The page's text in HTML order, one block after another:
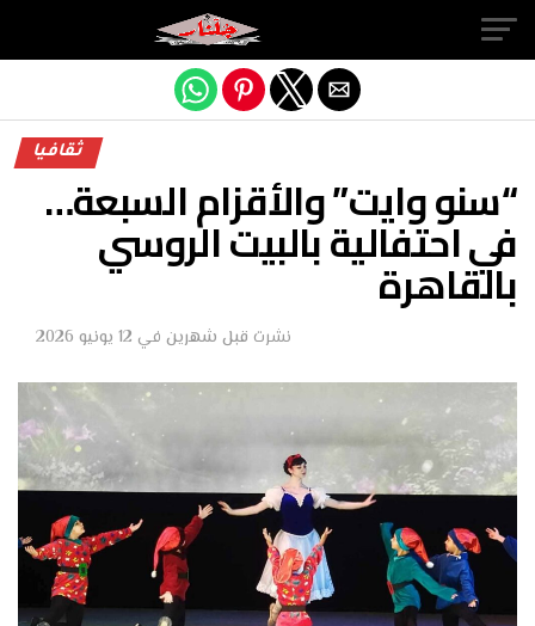
ثقافيا
“سنو وايت” والأقزام السبعة…
في احتفالية بالبيت الروسي
بالقاهرة
نشرت قبل شهرين في 12 يونيو 2026
Exit mobile version